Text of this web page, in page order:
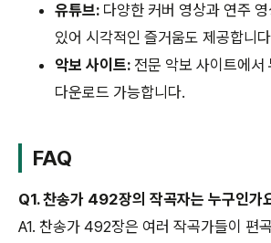
유튜브: 다양한 커버 영상과 연주
있어 시각적인 즐거움도 제공합니
악보 사이트: 전문 악보 사이트에서
다운로드 가능합니다.
FAQ
Q1. 찬송가 492장의 작곡자는 누구인가
A1. 찬송가 492장은 여러 작곡가들이 편